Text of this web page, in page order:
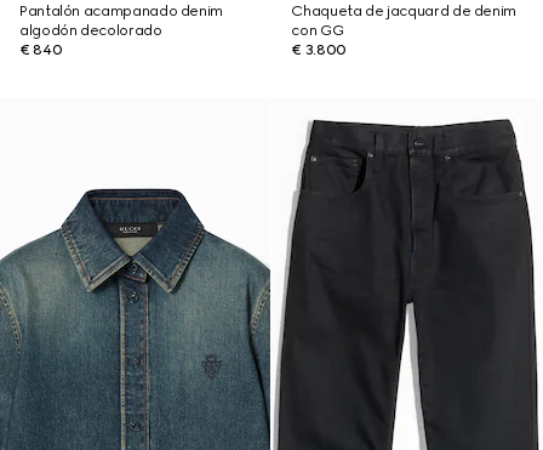
Pantalón acampanado denim
algodón decolorado
€ 840
Chaqueta de jacquard de denim
con GG
€ 3.800